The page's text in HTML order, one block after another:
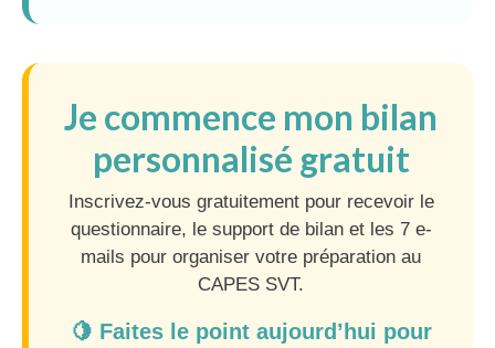
Je commence mon bilan
personnalisé gratuit
Inscrivez-vous gratuitement pour recevoir le
questionnaire, le support de bilan et les 7 e-
mails pour organiser votre préparation au
CAPES SVT.
🍋 Faites le point aujourd’hui pour